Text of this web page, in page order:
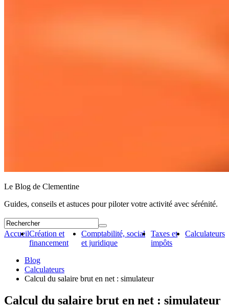
Le Blog de Clementine
Guides, conseils et astuces pour piloter votre activité avec sérénité.
AccueilCréation et
financement
Comptabilité, social
et juridique
Taxes et
impôts
Calculateurs
Blog
Calculateurs
Calcul du salaire brut en net : simulateur
Calcul du salaire brut en net : simulateur